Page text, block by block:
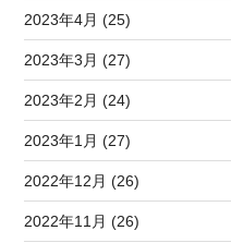
2023年4月 (25)
2023年3月 (27)
2023年2月 (24)
2023年1月 (27)
2022年12月 (26)
2022年11月 (26)